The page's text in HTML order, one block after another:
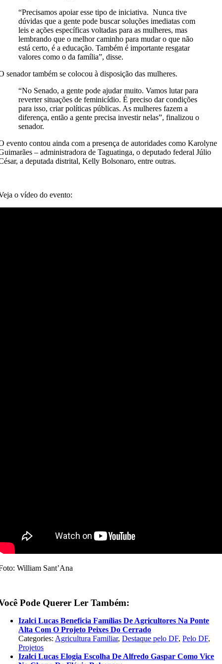
“Precisamos apoiar esse tipo de iniciativa. Nunca tive
dúvidas que a gente pode buscar soluções imediatas com
leis e ações específicas voltadas para as mulheres, mas
lembrando que o melhor caminho para mudar o que não
está certo, é a educação. Também é importante resgatar
valores como o da família”, disse.
senador também se colocou à disposição das mulheres.
“No Senado, a gente pode ajudar muito. Vamos lutar para
reverter situações de feminicídio. É preciso dar condições
para isso, criar políticas públicas. As mulheres fazem a
diferença, então a gente precisa investir nelas”, finalizou o
senador.
evento contou ainda com a presença de autoridades como Karolyne
– administradora de Taguatinga, o deputado federal Júlio
a deputada distrital, Kelly Bolsonaro, entre outras.
o vídeo do evento:
William Sant’Ana
Pode Querer Ler Também:
Izalci Lucas Beneficia Famílias De Agricultores Na Ponte
Alta Com O Projeto Peixes Do Cerrado
Categories: Agricultura Familiar,Destaque pelo DF,Pelo DF,
Projetos
Izalci Lucas Elogia Escolha De Alfredo Gaspar Como Vice